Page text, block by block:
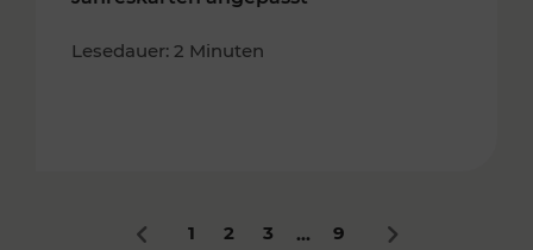
Lesedauer: 2 Minuten
Zurück
1 2 3 ... 9 Nächstes